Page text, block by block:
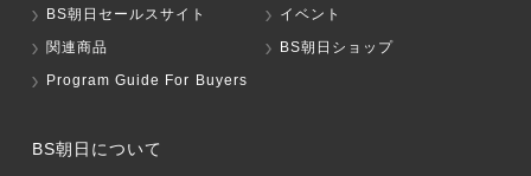
BS朝日セールスサイト
イベント
関連商品
BS朝日ショップ
Program Guide For Buyers
BS朝日について